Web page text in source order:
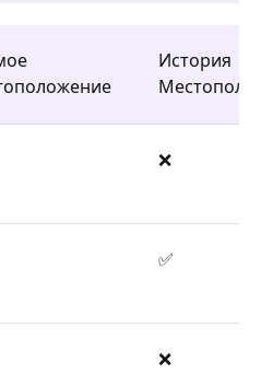
История
❌
✅
❌